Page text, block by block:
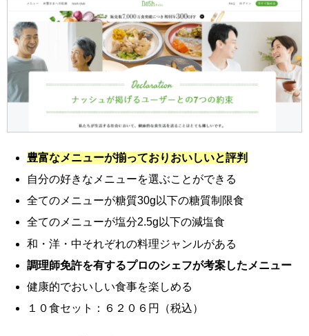
豊富なメニューが揃っておりおいしいと評判
自分の好きなメニューを選ぶことができる
全てのメニューが糖質30g以下の糖質制限食
全てのメニューが塩分2.5g以下の減塩食
和・洋・中それぞれの料理ジャンルがある
調理師免許を有するプロのシェフが考案したメニュー
健康的でおいしい食事を楽しめる
１０食セット：６２０６円（税込）